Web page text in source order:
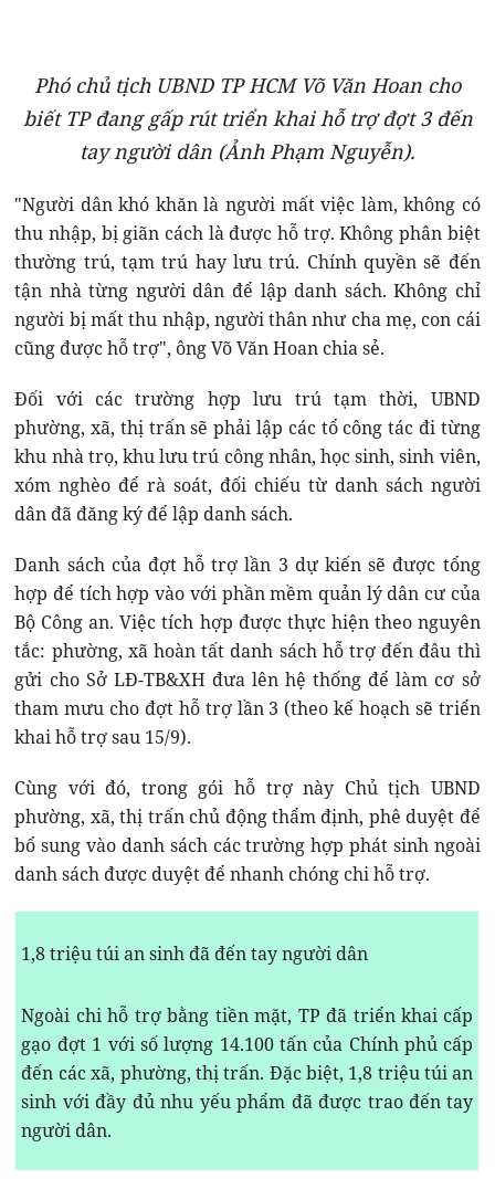
Phó chủ tịch UBND TP HCM Võ Văn Hoan cho
biết TP đang gấp rút triển khai hỗ trợ đợt 3 đến
tay người dân (Ảnh Phạm Nguyễn).
"Người dân khó khăn là người mất việc làm, không có
thu nhập, bị giãn cách là được hỗ trợ. Không phân biệt
thường trú, tạm trú hay lưu trú. Chính quyền sẽ đến
tận nhà từng người dân để lập danh sách. Không chỉ
người bị mất thu nhập, người thân như cha mẹ, con cái
cũng được hỗ trợ", ông Võ Văn Hoan chia sẻ.
Đối với các trường hợp lưu trú tạm thời, UBND
phường, xã, thị trấn sẽ phải lập các tổ công tác đi từng
khu nhà trọ, khu lưu trú công nhân, học sinh, sinh viên,
xóm nghèo để rà soát, đối chiếu từ danh sách người
dân đã đăng ký để lập danh sách.
Danh sách của đợt hỗ trợ lần 3 dự kiến sẽ được tổng
hợp để tích hợp vào với phần mềm quản lý dân cư của
Bộ Công an. Việc tích hợp được thực hiện theo nguyên
tắc: phường, xã hoàn tất danh sách hỗ trợ đến đâu thì
gửi cho Sở LĐ-TB&XH đưa lên hệ thống để làm cơ sở
tham mưu cho đợt hỗ trợ lần 3 (theo kế hoạch sẽ triển
khai hỗ trợ sau 15/9).
Cùng với đó, trong gói hỗ trợ này Chủ tịch UBND
phường, xã, thị trấn chủ động thẩm định, phê duyệt để
bổ sung vào danh sách các trường hợp phát sinh ngoài
danh sách được duyệt để nhanh chóng chi hỗ trợ.
1,8 triệu túi an sinh đã đến tay người dân
Ngoài chi hỗ trợ bằng tiền mặt, TP đã triển khai cấp
gạo đợt 1 với số lượng 14.100 tấn của Chính phủ cấp
đến các xã, phường, thị trấn. Đặc biệt, 1,8 triệu túi an
sinh với đầy đủ nhu yếu phẩm đã được trao đến tay
người dân.